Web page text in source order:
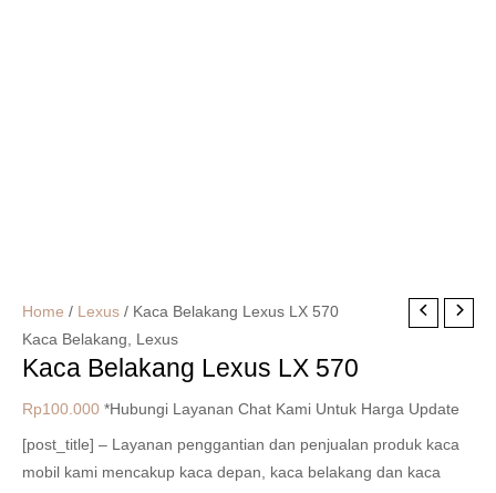
Home / Lexus / Kaca Belakang Lexus LX 570
Kaca Belakang, Lexus
Kaca Belakang Lexus LX 570
Rp100.000 *Hubungi Layanan Chat Kami Untuk Harga Update
[post_title] – Layanan penggantian dan penjualan produk kaca
mobil kami mencakup kaca depan, kaca belakang dan kaca